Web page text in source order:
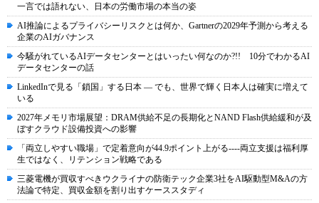
一言では語れない、日本の労働市場の本当の姿
AI推論によるプライバシーリスクとは何か、Gartnerの2029年予測から考える
企業のAIガバナンス
今騒がれているAIデータセンターとはいったい何なのか?!! 10分でわかるAI
データセンターの話
LinkedInで見る「鎖国」する日本 ― でも、世界で輝く日本人は確実に増えて
いる
2027年メモリ市場展望：DRAM供給不足の長期化とNAND Flash供給緩和が及
ぼすクラウド設備投資への影響
「両立しやすい職場」で定着意向が44.9ポイント上がる----両立支援は福利厚
生ではなく、リテンション戦略である
三菱電機が買収すべきウクライナの防衛テック企業3社をAI駆動型M&Aの方
法論で特定、買収金額を割り出すケーススタディ